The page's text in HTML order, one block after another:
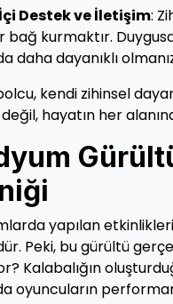
Destek ve İletişim:
bağ kurmaktır.
daha dayanıklı
kendi zihinsel
hayatın her
yapılan
Peki, bu gürültü
Kalabalığın
oyuncuların